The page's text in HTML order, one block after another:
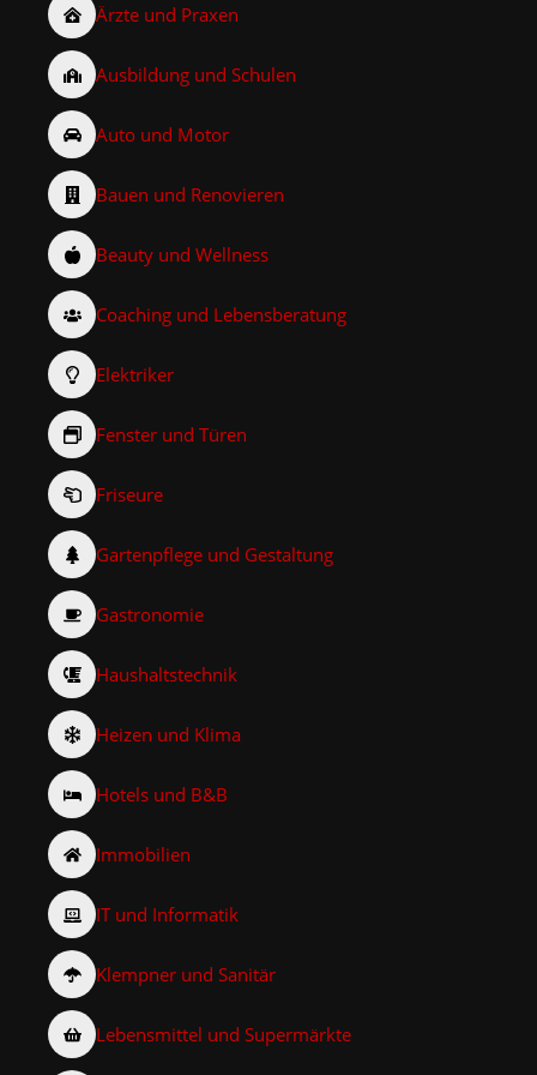
Ärzte und Praxen
Ausbildung und Schulen
Auto und Motor
Bauen und Renovieren
Beauty und Wellness
Coaching und Lebensberatung
Elektriker
Fenster und Türen
Friseure
Gartenpflege und Gestaltung
Gastronomie
Haushaltstechnik
Heizen und Klima
Hotels und B&B
Immobilien
IT und Informatik
Klempner und Sanitär
Lebensmittel und Supermärkte